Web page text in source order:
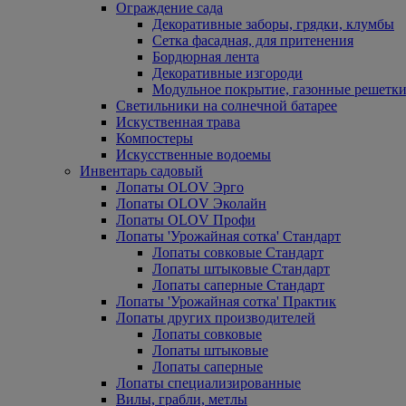
Ограждение сада
Декоративные заборы, грядки, клумбы
Сетка фасадная, для притенения
Бордюрная лента
Декоративные изгороди
Модульное покрытие, газонные
Светильники на солнечной батарее
Искуственная трава
Компостеры
Искусственные водоемы
Инвентарь садовый
Лопаты OLOV Эрго
Лопаты OLOV Эколайн
Лопаты OLOV Профи
Лопаты 'Урожайная сотка' Стандарт
Лопаты совковые Стандарт
Лопаты штыковые Стандарт
Лопаты саперные Стандарт
Лопаты 'Урожайная сотка' Практик
Лопаты других производителей
Лопаты совковые
Лопаты штыковые
Лопаты саперные
Лопаты специализированные
Вилы, грабли, метлы